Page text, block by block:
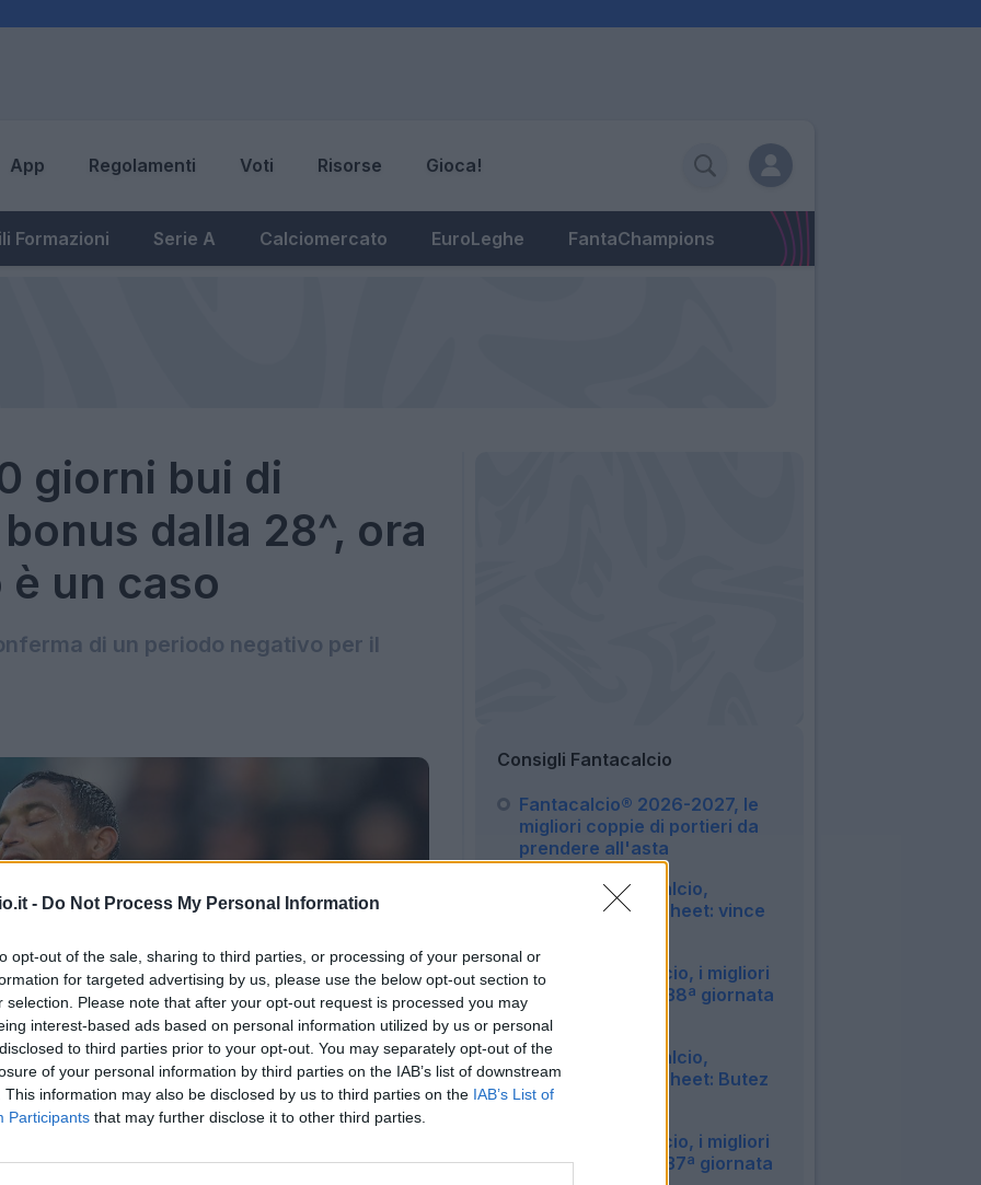
- Do Not Process My Personal Information
opt-out of the sale, sharing to third parties, or processing of your personal or
for targeted advertising by us, please use the below opt-out section to
selection. Please note that after your opt-out request is processed you may
interest-based ads based on personal information utilized by us or personal
to third parties prior to your opt-out. You may separately opt-out of the
of your personal information by third parties on the IAB’s list of downstream
This information may also be disclosed by us to third parties on the IAB’s List of
Participants that may further disclose it to other third parties.
App Regolamenti Voti Risorse Gioca!
Formazioni Serie A Calciomercato EuroLeghe FantaChampions
giorni bui di
dalla 28^, ora
un caso
di un periodo negativo per il
Muriel (Getty)
visto fino a inizio marzo? Già, perché è
laLazio) che l'attaccante dellaFiorentinanon
Consigli Fantacalcio
Fantacalcio® 2026-2027, le
migliori coppie di portieri da
prendere all'asta
11:01
Serie A e Fantacalcio,
classifica clean sheet: vince
08:02
Portieri Fantacalcio, i migliori
e i peggiori della 38ª giornata
di Serie A
09:12
Serie A e Fantacalcio,
classifica clean sheet: Butez
irraggiungibile
Portieri Fantacalcio, i migliori
e i peggiori della 37ª giornata